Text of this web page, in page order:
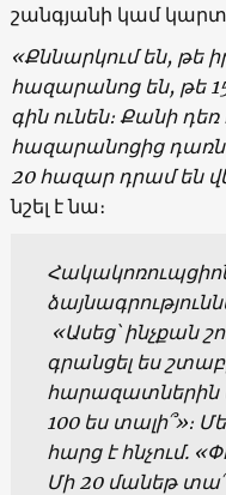
շանգյանի կամ
«Քննարկում են, թե
հազարանոց են, թե
գին ունեն։ Քանի դեռ
հազարանոցից
20 հազար դրամ են
նշել է նա։
«Ասեց՝ ինչքան
գրանցել ես
հարազատներին
100 ես տալի՞»։
հարց է հնչում.
Մի 20 մանեթ